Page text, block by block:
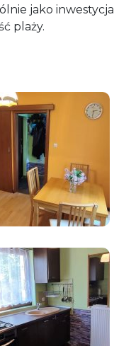
jako inwestycja
plaży.